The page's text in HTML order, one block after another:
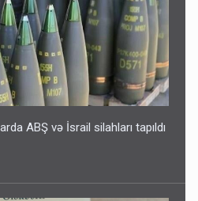
əlavə hüquq və vəzifələr verilib
ABŞ və İsrail silahları tapıldı